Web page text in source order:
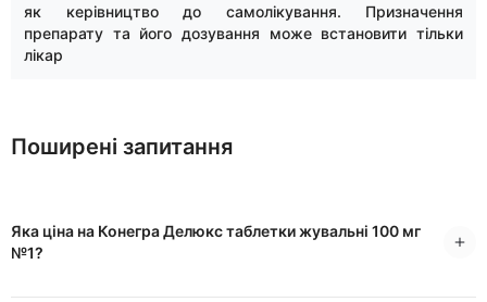
як керівництво до самолікування. Призначення
препарату та його дозування може встановити тільки
лікар
Поширені запитання
Яка ціна на Конегра Делюкс таблетки жувальні 100 мг
№1?